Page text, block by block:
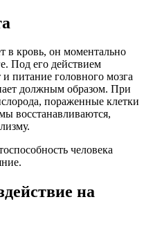
в кровь, он моментально
Под его действием
питание головного мозга
должным образом. При
пораженные клетки
восстанавливаются,
человека
на